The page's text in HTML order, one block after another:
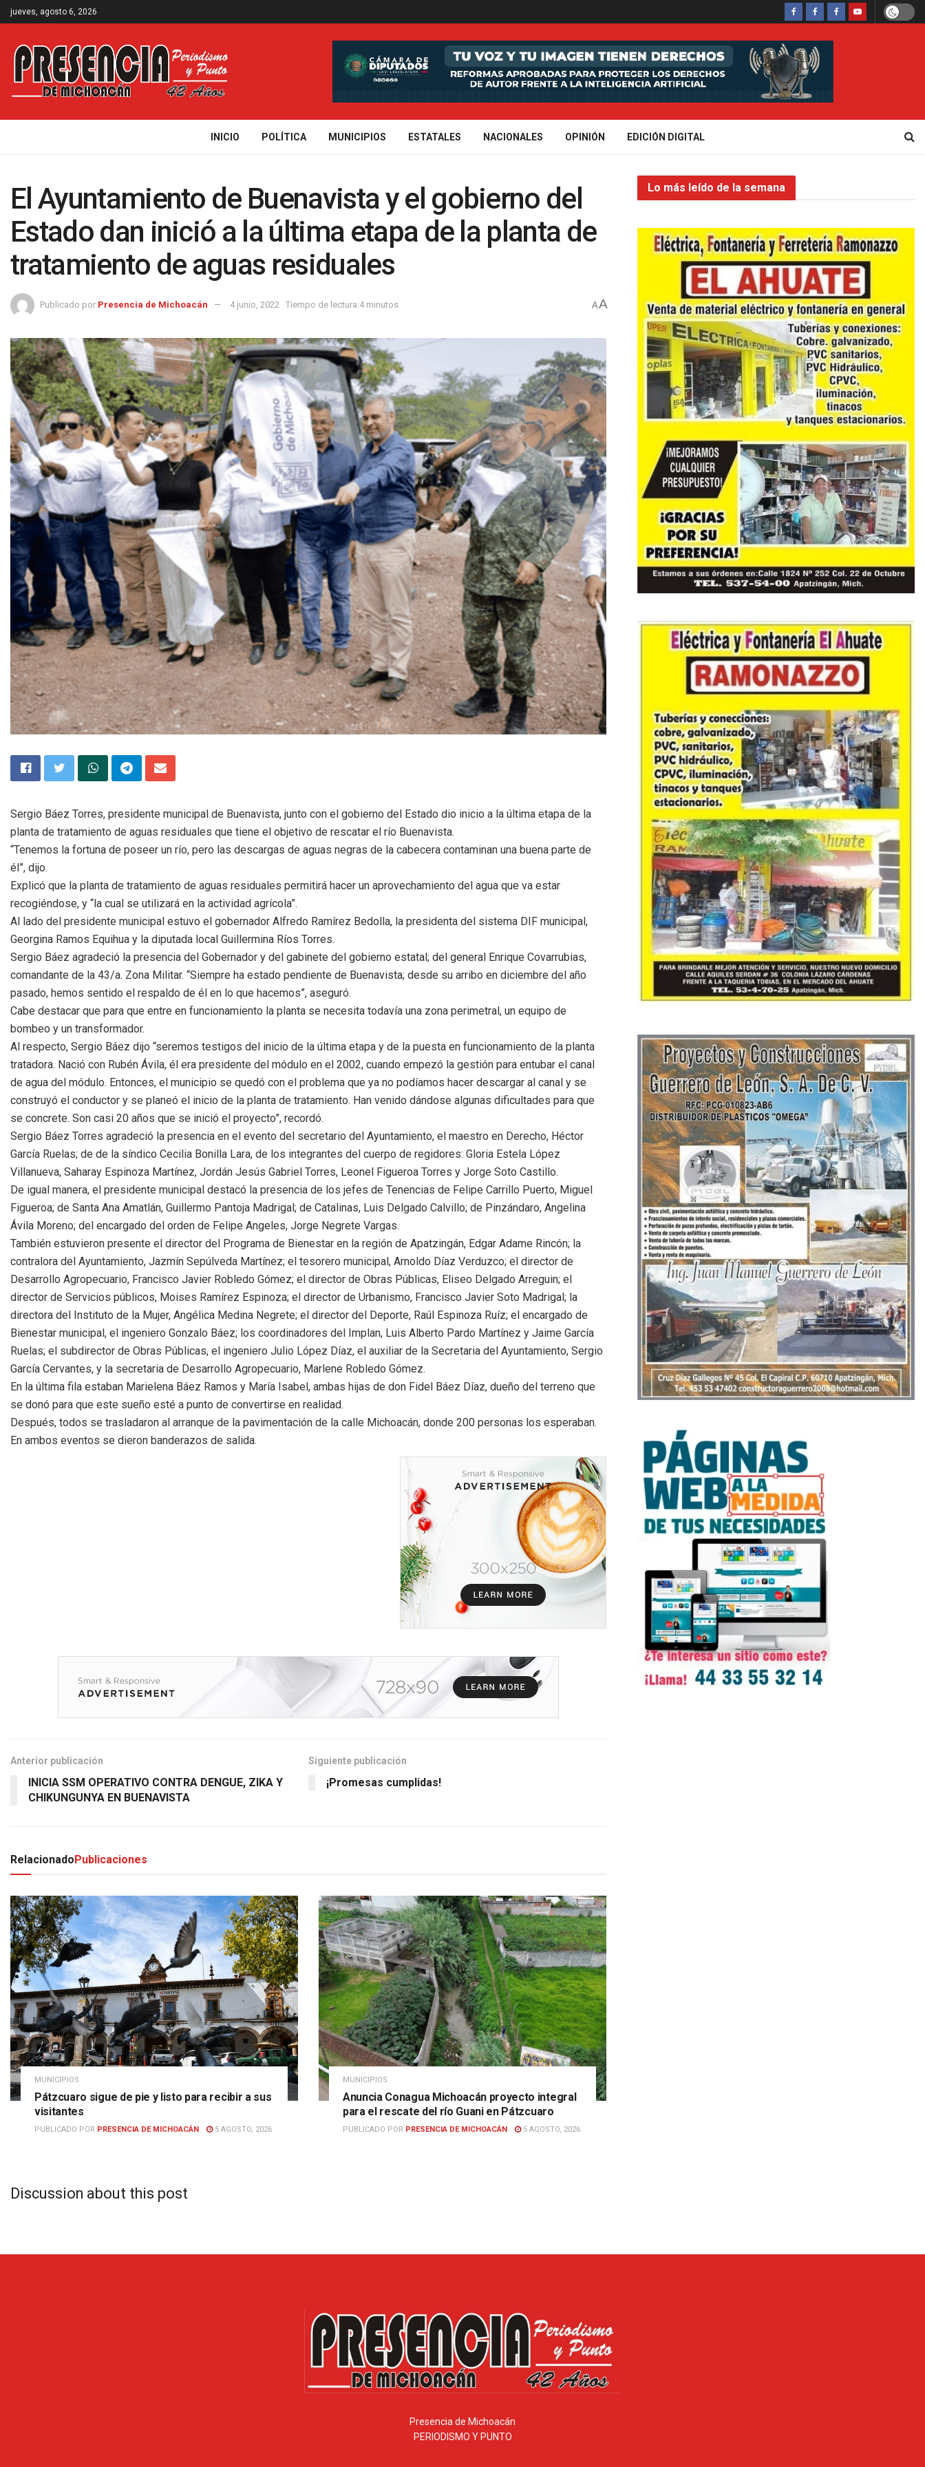
jueves, agosto 6, 2026
INICIO POLÍTICA MUNICIPIOS ESTATALES NACIONALES OPINIÓN EDICIÓN DIGITAL
El Ayuntamiento de Buenavista y el gobierno del
Estado dan inició a la última etapa de la planta de
tratamiento de aguas residuales
Publicado por Presencia de Michoacán 4 junio, 2022 Tiempo de lectura:4 minutos AA
Sergio Báez Torres, presidente municipal de Buenavista, junto con el gobierno del Estado dio inicio a la última etapa de la
planta de tratamiento de aguas residuales que tiene el objetivo de rescatar el río Buenavista.
“Tenemos la fortuna de poseer un río, pero las descargas de aguas negras de la cabecera contaminan una buena parte de
él”, dijo.
Explicó que la planta de tratamiento de aguas residuales permitirá hacer un aprovechamiento del agua que va estar
recogiéndose, y “la cual se utilizará en la actividad agrícola”.
Al lado del presidente municipal estuvo el gobernador Alfredo Ramírez Bedolla, la presidenta del sistema DIF municipal,
Georgina Ramos Equihua y la diputada local Guillermina Ríos Torres.
Sergio Báez agradeció la presencia del Gobernador y del gabinete del gobierno estatal; del general Enrique Covarrubias,
comandante de la 43/a. Zona Militar. “Siempre ha estado pendiente de Buenavista; desde su arribo en diciembre del año
pasado, hemos sentido el respaldo de él en lo que hacemos”, aseguró.
Cabe destacar que para que entre en funcionamiento la planta se necesita todavía una zona perimetral, un equipo de
bombeo y un transformador.
Al respecto, Sergio Báez dijo “seremos testigos del inicio de la última etapa y de la puesta en funcionamiento de la planta
tratadora. Nació con Rubén Ávila, él era presidente del módulo en el 2002, cuando empezó la gestión para entubar el canal
de agua del módulo. Entonces, el municipio se quedó con el problema que ya no podíamos hacer descargar al canal y se
construyó el conductor y se planeó el inicio de la planta de tratamiento. Han venido dándose algunas dificultades para que
se concrete. Son casi 20 años que se inició el proyecto”, recordó.
Sergio Báez Torres agradeció la presencia en el evento del secretario del Ayuntamiento, el maestro en Derecho, Héctor
García Ruelas; de de la síndico Cecilia Bonilla Lara, de los integrantes del cuerpo de regidores: Gloria Estela López
Villanueva, Saharay Espinoza Martínez, Jordán Jesús Gabriel Torres, Leonel Figueroa Torres y Jorge Soto Castillo.
De igual manera, el presidente municipal destacó la presencia de los jefes de Tenencias de Felipe Carrillo Puerto, Miguel
Figueroa; de Santa Ana Amatlán, Guillermo Pantoja Madrigal; de Catalinas, Luis Delgado Calvillo; de Pinzándaro, Angelina
Ávila Moreno; del encargado del orden de Felipe Angeles, Jorge Negrete Vargas.
También estuvieron presente el director del Programa de Bienestar en la región de Apatzingán, Edgar Adame Rincón; la
contralora del Ayuntamiento, Jazmín Sepúlveda Martínez; el tesorero municipal, Arnoldo Díaz Verduzco; el director de
Desarrollo Agropecuario, Francisco Javier Robledo Gómez; el director de Obras Públicas, Eliseo Delgado Arreguin; el
director de Servicios públicos, Moises Ramírez Espinoza; el director de Urbanismo, Francisco Javier Soto Madrigal; la
directora del Instituto de la Mujer, Angélica Medina Negrete; el director del Deporte, Raúl Espinoza Ruíz; el encargado de
Bienestar municipal, el ingeniero Gonzalo Báez; los coordinadores del Implan, Luis Alberto Pardo Martínez y Jaime García
Ruelas; el subdirector de Obras Públicas, el ingeniero Julio López Díaz, el auxiliar de la Secretaria del Ayuntamiento, Sergio
García Cervantes, y la secretaria de Desarrollo Agropecuario, Marlene Robledo Gómez.
En la última fila estaban Marielena Báez Ramos y María Isabel, ambas hijas de don Fidel Báez Díaz, dueño del terreno que
se donó para que este sueño esté a punto de convertirse en realidad.
Después, todos se trasladaron al arranque de la pavimentación de la calle Michoacán, donde 200 personas los esperaban.
En ambos eventos se dieron banderazos de salida.
Anterior publicación
INICIA SSM OPERATIVO CONTRA DENGUE, ZIKA Y
CHIKUNGUNYA EN BUENAVISTA
Siguiente publicación
¡Promesas cumplidas!
RelacionadoPublicaciones
MUNICIPIOS
Pátzcuaro sigue de pie y listo para recibir a sus
visitantes
PUBLICADO POR PRESENCIA DE MICHOACÁN 5 AGOSTO, 2026
MUNICIPIOS
Anuncia Conagua Michoacán proyecto integral
para el rescate del río Guani en Pátzcuaro
PUBLICADO POR PRESENCIA DE MICHOACÁN 5 AGOSTO, 2026
Discussion about this post
Lo más leído de la semana
Presencia de Michoacán
PERIODISMO Y PUNTO